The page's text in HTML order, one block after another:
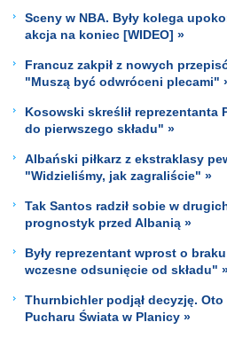
Sceny w NBA. Były kolega
akcja na koniec [WIDEO] »
Francuz zakpił z nowych
"Muszą być odwróceni plecami"
Kosowski skreślił reprezentanta
do pierwszego składu" »
Albański piłkarz z ekstraklasy
"Widzieliśmy, jak zagraliście" »
Tak Santos radził sobie w
prognostyk przed Albanią »
Były reprezentant wprost o
wczesne odsunięcie od składu"
Thurnbichler podjął decyzję. Oto
Pucharu Świata w Planicy »